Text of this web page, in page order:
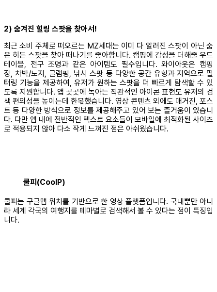
2) 숨겨진 힐링 스팟을 찾아서!
최근 소비 주체로 떠오르는 MZ세대는 이미 다 알려진 스팟이 아닌 숨
은 히든 스팟을 찾아 떠나기를 좋아합니다. 캠핑에 감성을 더해줄 우드
테이블, 전구 조명과 같은 아이템도 필수입니다. 와이아웃은 캠핑
장, 차박/노지, 글램핑, 낚시 스팟 등 다양한 공간 유형과 지역으로 필
터링 기능을 제공하여, 유저가 원하는 스팟을 더 빠르게 탐색할 수 있
도록 지원합니다. 앱 곳곳에 녹아든 직관적인 아이콘 표현도 유저의 검
색 편의성을 높이는데 한몫했습니다. 영상 콘텐츠 외에도 매거진, 포스
트 등 다양한 방식으로 정보를 제공해주고 있어 보는 즐거움이 있습니
다. 다만 앱 내에 전반적인 텍스트 요소들이 모바일에 최적화된 사이즈
로 적용되지 않아 다소 작게 느껴진 점은 아쉬웠습니다.
쿨피(CoolP)
쿨피는 구글맵 위치를 기반으로 한 영상 플랫폼입니다. 국내뿐만 아니
라 세계 각국의 여행지를 테마별로 검색해서 볼 수 있다는 점이 특징입
니다.